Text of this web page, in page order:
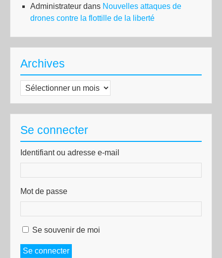
Administrateur dans Nouvelles attaques de
drones contre la flottille de la liberté
Archives
Archives
Se connecter
Identifiant ou adresse e-mail
Mot de passe
Se souvenir de moi
Se connecter